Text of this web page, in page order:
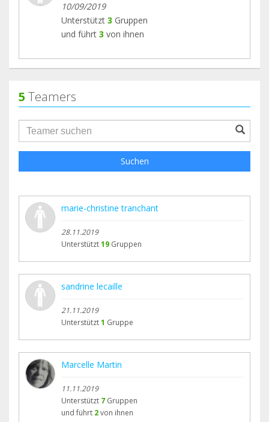
10/09/2019
Unterstützt 3 Gruppen
und führt 3 von ihnen
5 Teamers
groupProfile.searchForm.search.text???
Suchen
marie-christine tranchant
28.11.2019
Unterstützt19 Gruppen
sandrine lecaille
21.11.2019
Unterstützt1 Gruppe
Marcelle Martin
11.11.2019
Unterstützt 7 Gruppen
und führt 2von ihnen